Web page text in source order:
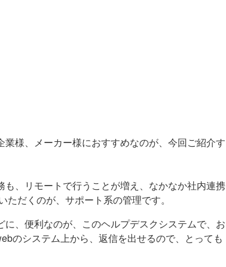
様、メーカー様におすすめなのが、今回ご紹介す
、リモートで行うことが増え、なかなか社内連携
だくのが、サポート系の管理です。
、便利なのが、このヘルプデスクシステムで、お
のシステム上から、返信を出せるので、とっても